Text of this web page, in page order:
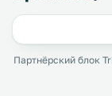
Партнёрский блок